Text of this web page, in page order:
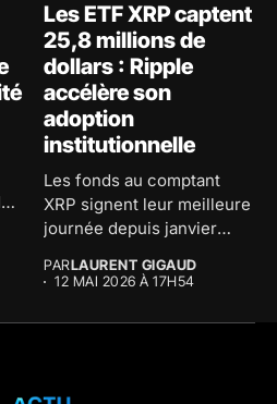
Les ETF XRP captent
25,8 millions de
dollars : Ripple
accélère son
adoption
institutionnelle
Les fonds au comptant
XRP signent leur meilleure
journée depuis janvier
PARLAURENT GIGAUD
12 MAI 2026 À 17H54